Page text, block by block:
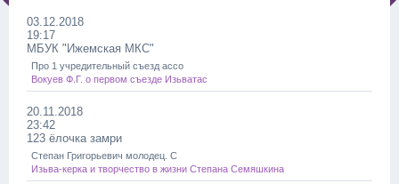
03.12.2018
19:17
МБУК "Ижемская МКС"
Про 1 учредительный съезд ассо
Вокуев Ф.Г. о первом съезде Изьватас
20.11.2018
23:42
123 ёлочка замри
Степан Григорьевич молодец. С
Изьва-керка и творчество в жизни Степана Семяшкина